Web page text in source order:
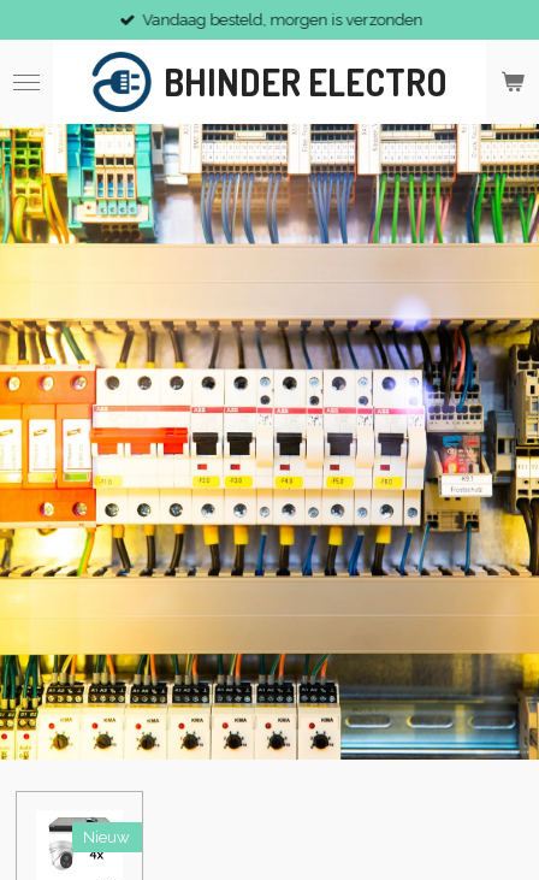
direct
de
hoofdinhoud
BHINDER ELECTRO
Vandaag besteld, morgen is verzonden
Nieuw